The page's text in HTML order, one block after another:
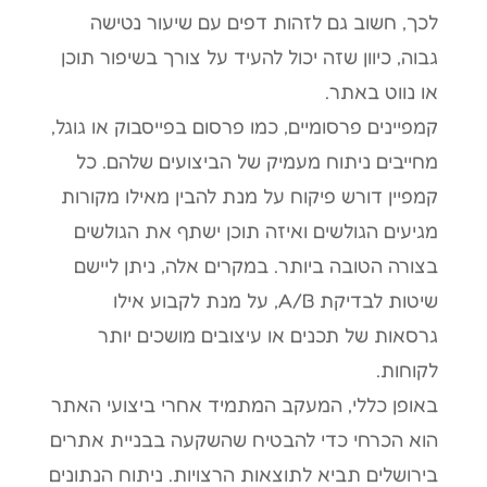
לכך, חשוב גם לזהות דפים עם שיעור נטישה
גבוה, כיוון שזה יכול להעיד על צורך בשיפור תוכן
או נווט באתר.
קמפיינים פרסומיים, כמו פרסום בפייסבוק או גוגל,
מחייבים ניתוח מעמיק של הביצועים שלהם. כל
קמפיין דורש פיקוח על מנת להבין מאילו מקורות
מגיעים הגולשים ואיזה תוכן ישתף את הגולשים
בצורה הטובה ביותר. במקרים אלה, ניתן ליישם
שיטות לבדיקת A/B, על מנת לקבוע אילו
גרסאות של תכנים או עיצובים מושכים יותר
לקוחות.
באופן כללי, המעקב המתמיד אחרי ביצועי האתר
הוא הכרחי כדי להבטיח שהשקעה בבניית אתרים
בירושלים תביא לתוצאות הרצויות. ניתוח הנתונים